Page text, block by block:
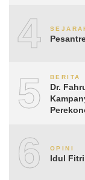
4
5 BERITA
Dr.
6 OPINI
Idul Fitri